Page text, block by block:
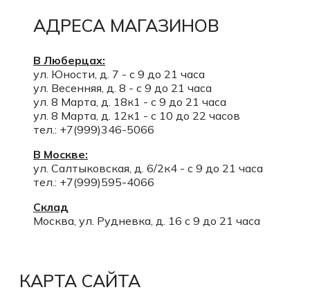
АДРЕСА МАГАЗИНОВ
В Люберцах:
ул. Юности, д. 7 - с 9 до 21 часа
ул. Весенняя, д. 8 - с 9 до 21 часа
ул. 8 Марта, д. 18к1 - с 9 до 21 часа
ул. 8 Марта, д. 12к1 - с 10 до 22 часов
тел.: +7(999)346-5066
В Москве:
ул. Салтыковская, д. 6/2к4 - с 9 до 21 часа
тел.: +7(999)595-4066
Склад
Москва, ул. Рудневка, д. 16 с 9 до 21 часа
КАРТА САЙТА